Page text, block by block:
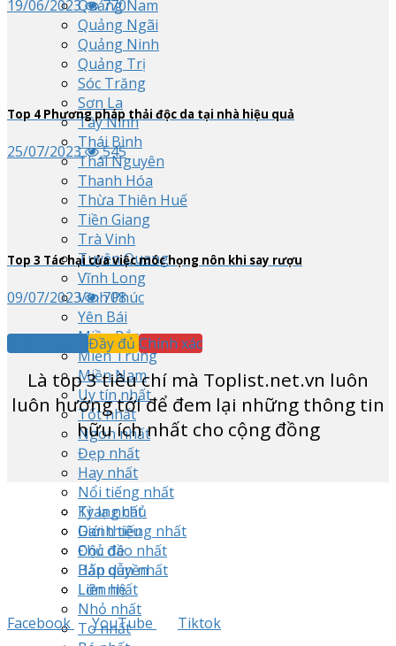
Quảng Nam
Quảng Ngãi
Quảng Ninh
Quảng Trị
Sóc Trăng
Sơn La
Tây Ninh
Thái Bình
Thái Nguyên
Thanh Hóa
Thừa Thiên Huế
Tiền Giang
Trà Vinh
Tuyên Quang
Vĩnh Long
Vĩnh Phúc
Yên Bái
Miền Bắc
Miền Trung
Miền Nam
Uy tín nhất
Tốt nhất
Ngon nhất
Đẹp nhất
Hay nhất
Nổi tiếng nhất
Kỳ lạ nhất
Danh tiếng nhất
Độc đáo nhất
Hấp dẫn nhất
Lớn nhất
Nhỏ nhất
To nhất
19/06/2023 770
Top 4 Phương pháp thải độc da tại nhà hiệu quả
25/07/2023 545
Top 3 Tác hại của việc móc họng nôn khi say rượu
09/07/2023 708
Khách quan Đầy đủ Chính xác
Là top3tiêu chí mà Toplist.net.vn luôn
luôn hướng tới để đem lại những thông tin
hữu ích nhất cho cộng đồng
Trang chủ
Giới thiệu
Chủ đề
Bản quyền
Liên hệ
Facebook
YouTube Tiktok